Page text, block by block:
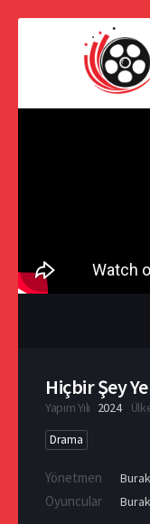
Hiçbir Şey
Yapım Yılı 2024
Drama
Yönetmen
Oyuncular